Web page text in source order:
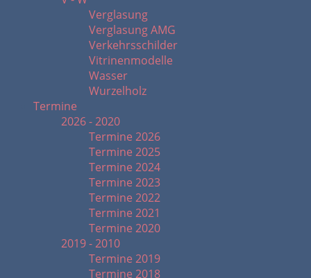
Verglasung
Verglasung AMG
Verkehrsschilder
Vitrinenmodelle
Wasser
Wurzelholz
Termine
2026 - 2020
Termine 2026
Termine 2025
Termine 2024
Termine 2023
Termine 2022
Termine 2021
Termine 2020
2019 - 2010
Termine 2019
Termine 2018